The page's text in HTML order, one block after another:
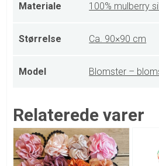
Materiale 100% mulberry
Størrelse Ca. 90×90 cm
Model Blomster –
Relaterede varer